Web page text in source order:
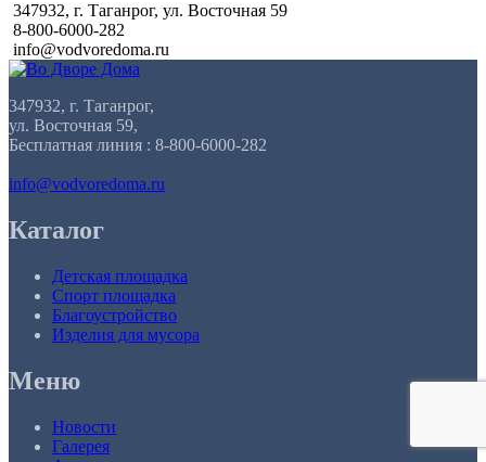
347932, г. Таганрог, ул. Восточная 59
8-800-6000-282
info@vodvoredoma.ru
347932, г. Таганрог,
ул. Восточная 59,
Бесплатная линия : 8-800-6000-282
info@vodvoredoma.ru
Каталог
Детская площадка
Спорт площадка
Благоустройство
Изделия для мусора
Меню
Новости
Галерея